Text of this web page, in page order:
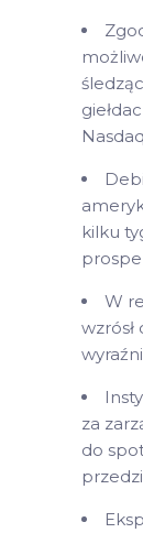
kilku
W
wzrósł
za
do